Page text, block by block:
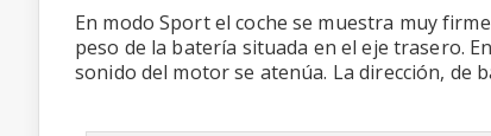
En modo Sport el coche se muestra muy
peso de la batería situada en el eje trasero.
sonido del motor se atenúa. La dirección, de